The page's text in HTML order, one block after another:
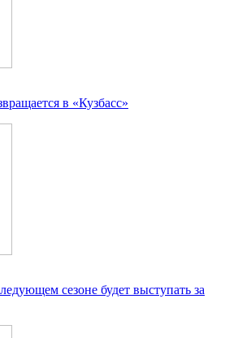
в «Кузбасс»
сезоне будет выступать за